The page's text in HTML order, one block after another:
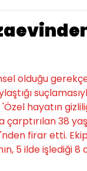
olduğu
hayatın
çarptırılan 38
firar etti.
5 ilde işlediği 8